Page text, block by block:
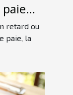
retard ou
paie, la